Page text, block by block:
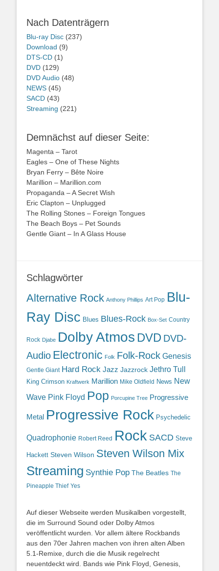
Nach Datenträgern
Blu-ray Disc (237)
Download (9)
DTS-CD (1)
DVD (129)
DVD Audio (48)
NEWS (45)
SACD (43)
Streaming (221)
Demnächst auf dieser Seite:
Magenta – Tarot
Eagles – One of These Nights
Bryan Ferry – Bête Noire
Marillion – Marillion.com
Propaganda – A Secret Wish
Eric Clapton – Unplugged
The Rolling Stones – Foreign Tongues
The Beach Boys – Pet Sounds
Gentle Giant – In A Glass House
Schlagwörter
Alternative Rock Anthony Phillips Art Pop Blu-
Ray Disc Blues Blues-Rock Box-Set Country
Rock Djabe Dolby Atmos DVD DVD-
Audio Electronic Folk Folk-Rock Genesis
Gentle Giant Hard Rock Jazz Jazzrock Jethro Tull
King Crimson Kraftwerk Marillion Mike Oldfield News New
Wave Pink Floyd Pop Porcupine Tree Progressive
Metal Progressive Rock Psychedelic
Quadrophonie Robert Reed Rock SACD Steve
Hackett Steven Wilson Steven Wilson Mix
Streaming Synthie Pop The Beatles The
Pineapple Thief Yes
Auf dieser Webseite werden Musikalben vorgestellt,
die im Surround Sound oder Dolby Atmos
veröffentlicht wurden. Vor allem ältere Rockbands
aus den 70er Jahren machen von ihren alten Alben
5.1-Remixe, durch die die Musik regelrecht
neuentdeckt wird. Bands wie Pink Floyd, Genesis,